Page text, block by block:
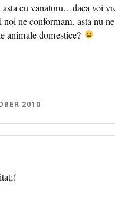
asta cu vanatoru…daca voi
noi ne conformam, asta nu
animale domestice?
2010